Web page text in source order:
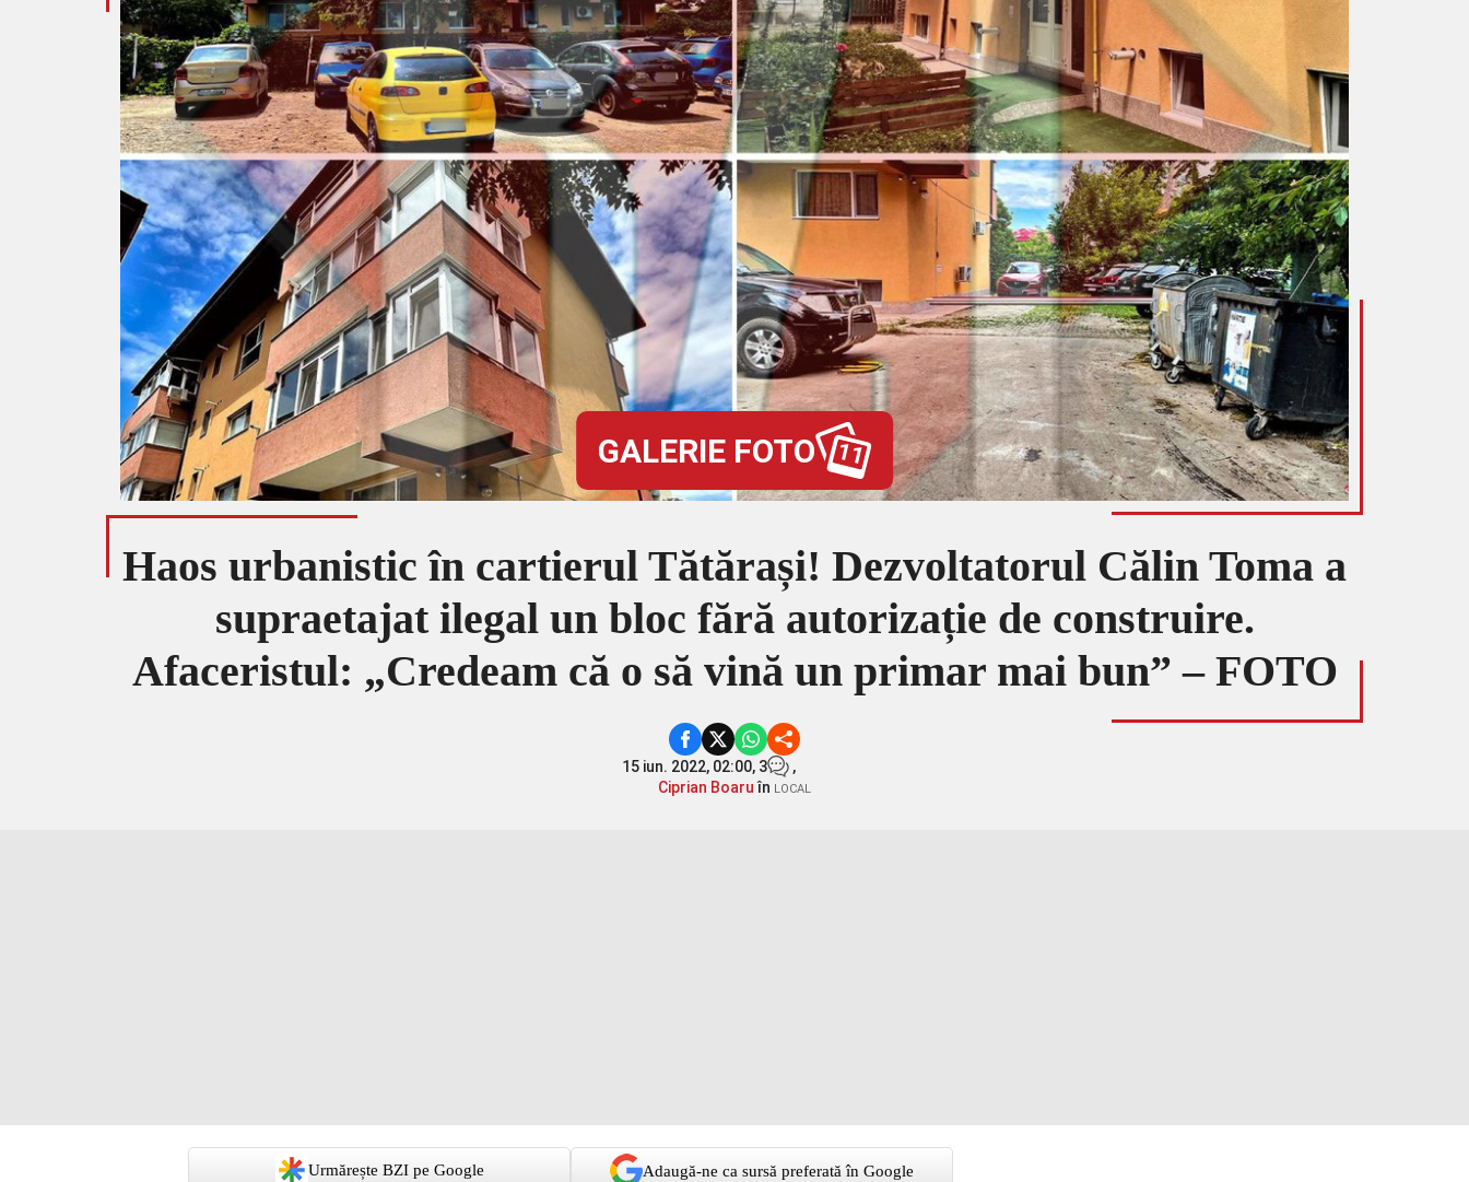
GALERIE FOTO 11
Haos urbanistic în cartierul Tătărași! Dezvoltatorul Călin Toma a
supraetajat ilegal un bloc fără autorizație de construire.
Afaceristul: „Credeam că o să vină un primar mai bun” – FOTO
15 iun. 2022, 02:00, 3
,
Ciprian Boaruîn LOCAL
Urmărește BZI pe Google Adaugă-ne ca sursă preferată în Google